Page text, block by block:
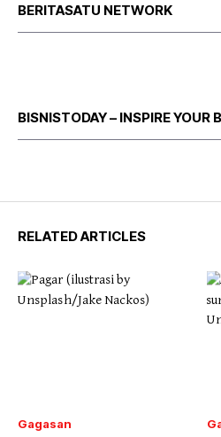
BERITASATU NETWORK
BISNISTODAY – INSPIRE YOUR
RELATED ARTICLES
Gagasan